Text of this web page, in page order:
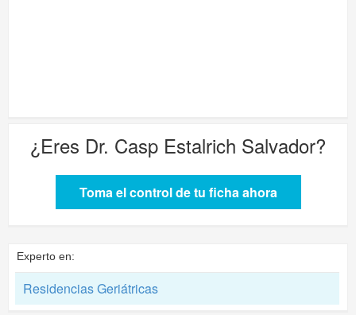
¿Eres Dr. Casp Estalrich Salvador?
Toma el control de tu ficha ahora
Experto en:
Residencias Geriátricas